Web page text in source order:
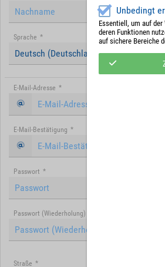
Sprache *
Deutsch (Deutschland)
E-Mail-Adresse *
E-Mail-Bestätigung *
Passwort *
Passwort (Wiederholung)
Straße *
Unbedingt
Essentiell, um auf der
deren Funktionen
auf sichere Bereiche